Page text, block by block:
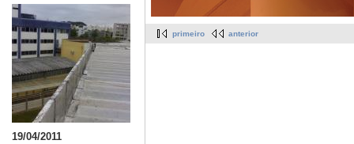
19/04/2011
primeiro anterior